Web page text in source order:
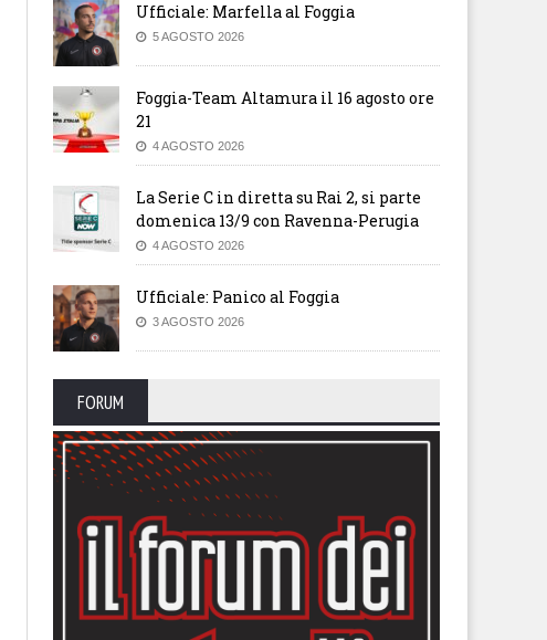
Ufficiale: Marfella al Foggia
5 AGOSTO 2026
Foggia-Team Altamura il 16 agosto ore
21
4 AGOSTO 2026
La Serie C in diretta su Rai 2, si parte
domenica 13/9 con Ravenna-Perugia
4 AGOSTO 2026
Ufficiale: Panico al Foggia
3 AGOSTO 2026
FORUM